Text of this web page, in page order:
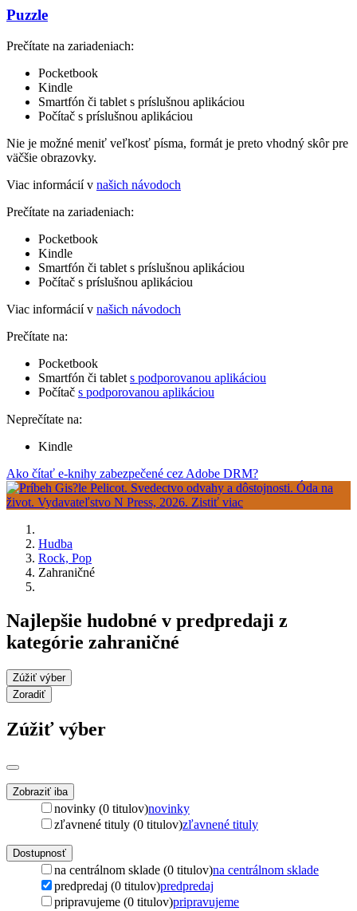
Puzzle
Prečítate na zariadeniach:
Pocketbook
Kindle
Smartfón či tablet s príslušnou aplikáciou
Počítač s príslušnou aplikáciou
Nie je možné meniť veľkosť písma, formát je preto vhodný skôr pre
väčšie obrazovky.
Viac informácií v našich návodoch
Prečítate na zariadeniach:
Pocketbook
Kindle
Smartfón či tablet s príslušnou aplikáciou
Počítač s príslušnou aplikáciou
Viac informácií v našich návodoch
Prečítate na:
Pocketbook
Smartfón či tablet s podporovanou aplikáciou
Počítač s podporovanou aplikáciou
Neprečítate na:
Kindle
Ako čítať e-knihy zabezpečené cez Adobe DRM?
Hudba
Rock, Pop
Zahraničné
Najlepšie hudobné v predpredaji z
kategórie zahraničné
Zúžiť výber
Zoradiť
Zúžiť výber
Zobraziť iba
novinky (0 titulov)novinky
zľavnené tituly (0 titulov)zľavnené tituly
Dostupnosť
na centrálnom sklade (0 titulov)na centrálnom sklade
predpredaj (0 titulov)predpredaj
pripravujeme (0 titulov)pripravujeme